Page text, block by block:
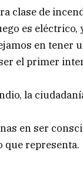
clase de
es eléctrico,
en tener
el primer
la
en ser
que representa.